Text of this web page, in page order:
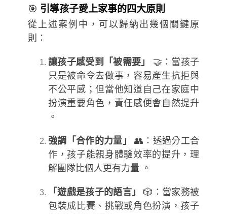
🎯 引導孩子愛上家事的四大原則
從上述案例中，可以歸納出幾個關鍵原
則：
讓孩子感受到「被需要」
🤝：當孩子
只是被命令去做事，容易產生抗拒與
不公平感；但當他知道自己在家庭中
扮演重要角色，責任感便會自然提升
。
強調「合作的力量」
👥：透過分工合
作，孩子能親身體驗效率的提升，理
解團隊比個人更有力量 。
「遊戲是孩子的語言」
🎲：當家務被
包裝成比賽、挑戰或角色扮演，孩子